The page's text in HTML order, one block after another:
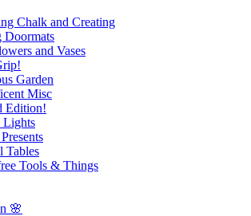
Chalk and Creating
Doormats
and Vases
Garden
Misc
Edition!
Tables
Tools & Things
🌸